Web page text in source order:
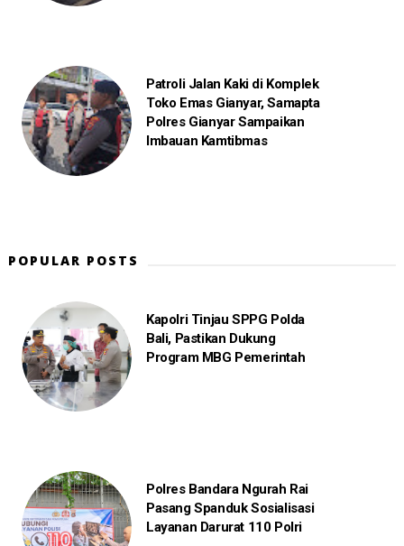
Patroli Jalan Kaki di Komplek
Toko Emas Gianyar, Samapta
Polres Gianyar Sampaikan
Imbauan Kamtibmas
POPULAR POSTS
Kapolri Tinjau SPPG Polda
Bali, Pastikan Dukung
Program MBG Pemerintah
Polres Bandara Ngurah Rai
Pasang Spanduk Sosialisasi
Layanan Darurat 110 Polri